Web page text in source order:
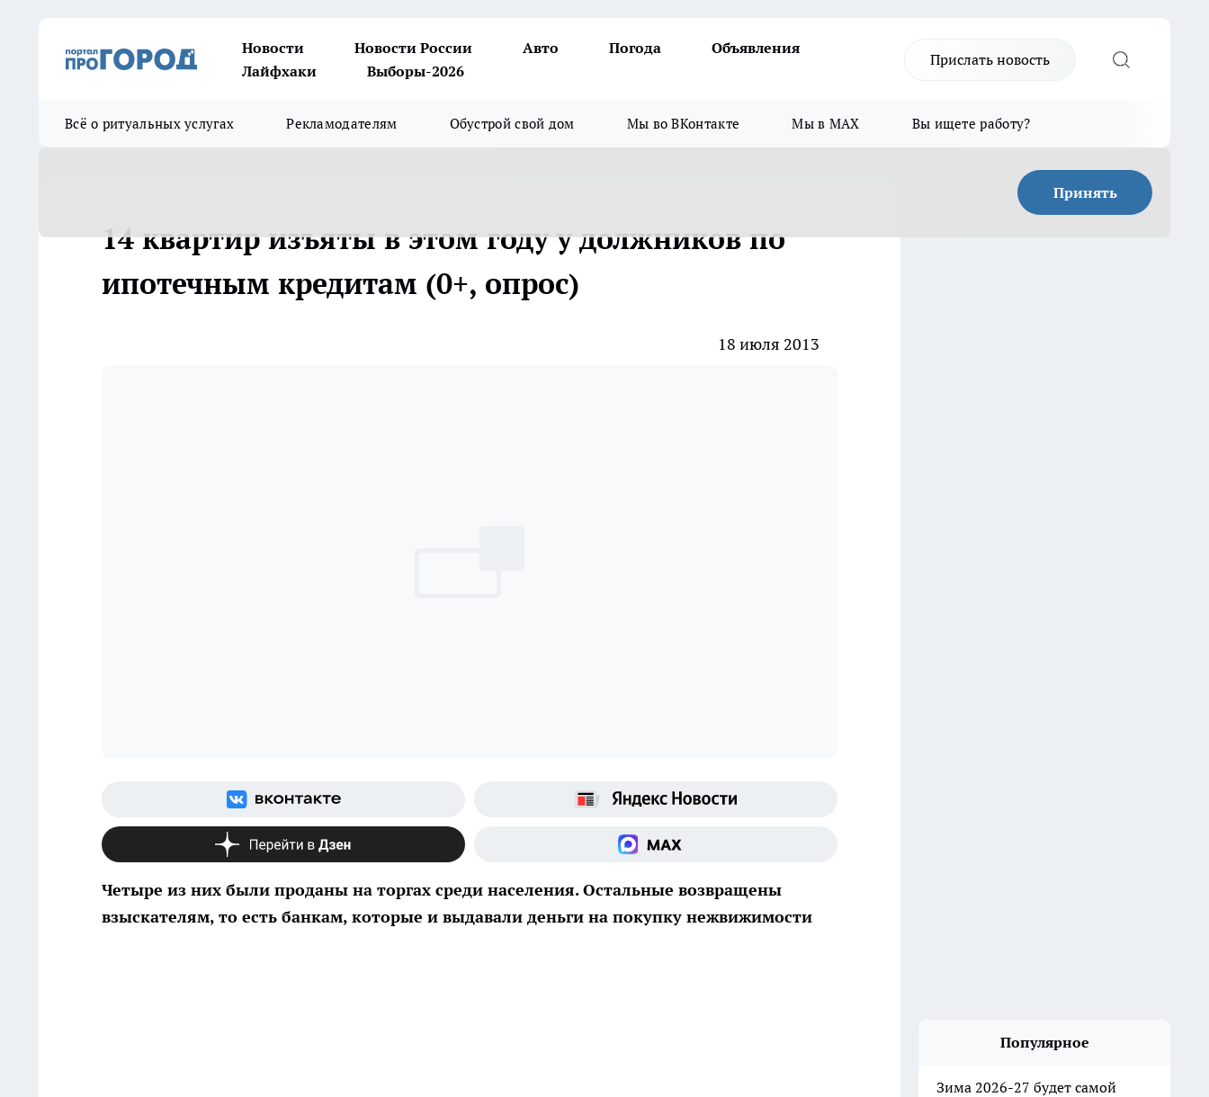
Новости Новости России Авто Погода
Объявления
Лайфхаки
Выборы-2026
Прислать новость
Всё о ритуальных услугах Рекламодателям Обустрой свой дом Мы во ВКонтакте Мы в MAX Вы ищете работу?
Принять
14 квартир изъяты в этом году у должников по
ипотечным кредитам (0+, опрос)
18 июля 2013
Четыре из них были проданы на торгах среди населения. Остальные возвращены
взыскателям, то есть банкам, которые и выдавали деньги на покупку нежвижимости
Популярное
Зима 2026-27 будет самой